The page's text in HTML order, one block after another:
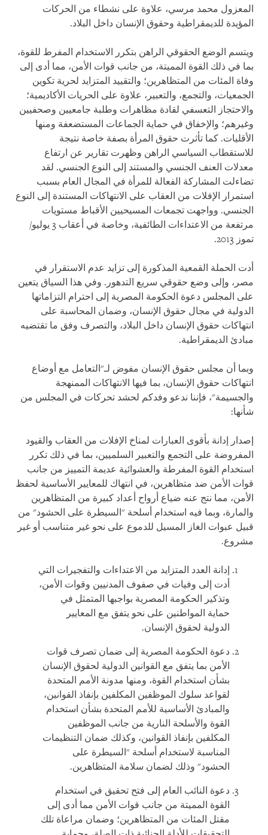
المعزول محمد مرسي، علاوة على نشطاء من الحركات
المؤيدة للديمقراطية وحقوق الإنسان داخل البلاد.
ويتسم الوضع الحقوقي الراهن بتكرر الاستخدام المفرط للقوة،
بما في ذلك القوة المميتة، من جانب قوات الأمن، مما أدى إلى
وفاة المئات من المتظاهرين؛ والتقييد المتزايد لحرية تكوين
الجمعيات، والتجمع، والتعبير، علاوة على الحريات الأكاديمية؛
والاحتجاز التعسفي لقادة مظاهرات وطلبة جامعيين وصحفيين
وغيرهم؛ والإخفاق في حماية الجماعات المستضعفة ومنها
الأقليات. كما تأثرت حقوق المرأة بصفة خاصة نتيجة
للاستقطاب السياسي الراهن وظهرت تقارير عن ارتفاع
معدلات العنف الجنسي والمستند إلى النوع الجنسي. لقد
تضاءلت المشاركة الفعالة للمرأة في المجال العام بسبب
استمرار الإفلات من العقاب على الانتهاكات المستندة إلى النوع
الجنسي. وواجهت تجمعات المسيحيين الأقباط مستويات
مرتفعة من الاعتداءات الطائفية، وخاصة في أعقاب 3 يوليو/
تموز 2013.
أدت الحملة القمعية المذكورة إلى تزايد عدم الاستقرار في
مصر، وإلى وضع حقوقي سريع التدهور. وفي هذا السياق يتعين
على المجلس دعوة الحكومة المصرية إلى احترام التزاماتها
الدولية في مجال حقوق الإنسان، وضمان المحاسبة على
انتهاكات حقوق الإنسان داخل البلاد، والتصرف وفق ما تقتضيه
مبادئ الديمقراطية.
وبما أن مجلس حقوق الإنسان مفوض لـ"التعامل مع أوضاع
انتهاكات حقوق الإنسان، بما فيها الانتهاكات الممنهجة
والجسيمة"، فإننا ندعو وفدكم لحشد تحركات في المجلس من
شأنها:
إصدار إدانة بأقوى العبارات لمناخ الإفلات من العقاب والقيود
المفروضة على التجمع والتعبير السلميين، بما في ذلك تكرر
استخدام القوة المفرطة والعشوائية عديمة التمييز من جانب
قوات الأمن ضد متظاهرين، في انتهاك للمعايير الأساسية لحفظ
الأمن، مما نتج عنه ضياع أرواح أعداد كبيرة من المتظاهرين
والمارة، وبما فيه استخدام أسلحة "السيطرة على الحشود" من
قبيل عبوات الغاز المسيل للدموع على نحو غير متناسب أو غير
مشروع.
إدانة العدد المتزايد من الاعتداءات والتفجيرات التي
أدت إلى وفيات في صفوف المدنيين وقوات الأمن،
وتذكير الحكومة المصرية بواجبها المتمثل في
حماية المواطنين على نحو يتفق مع المعايير
الدولية لحقوق الإنسان.
دعوة الحكومة المصرية إلى ضمان تصرف قوات
الأمن بما يتفق مع القوانين الدولية لحقوق الإنسان
بشأن استخدام القوة، ومنها مدونة الأمم المتحدة
لقواعد سلوك الموظفين المكلفين بإنفاذ القوانين،
والمبادئ الأساسية للأمم المتحدة بشأن استخدام
القوة والأسلحة النارية من جانب الموظفين
المكلفين بإنفاذ القوانين، وكذلك ضمان التنظيمات
المناسبة لاستخدام أسلحة "السيطرة على
الحشود" وذلك لضمان سلامة المتظاهرين.
دعوة النائب العام إلى فتح تحقيق في استخدام
القوة المميتة من جانب قوات الأمن مما أدى إلى
مقتل المئات من المتظاهرين؛ وضمان مراعاة تلك